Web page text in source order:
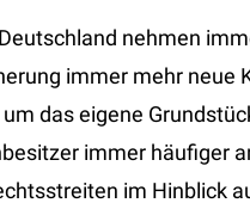
nehmen
immer mehr neue
das eigene
immer häufiger
im Hinblick